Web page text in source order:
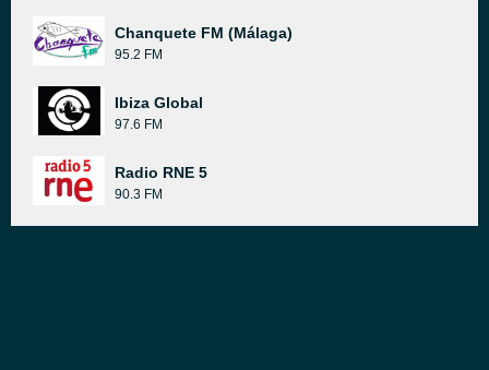
Chanquete FM (Málaga)
95.2 FM
Ibiza Global
97.6 FM
Radio RNE 5
90.3 FM